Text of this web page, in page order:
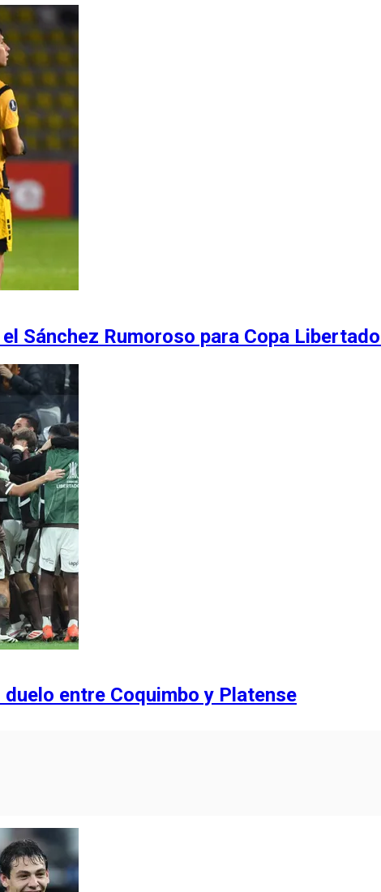
Sánchez Rumoroso para Copa
entre Coquimbo y Platense